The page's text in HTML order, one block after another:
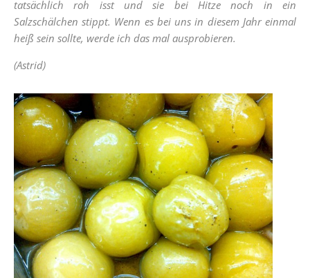
tatsächlich roh isst und sie bei Hitze noch in ein
Salzschälchen stippt. Wenn es bei uns in diesem Jahr einmal
heiß sein sollte, werde ich das mal ausprobieren.
(Astrid)